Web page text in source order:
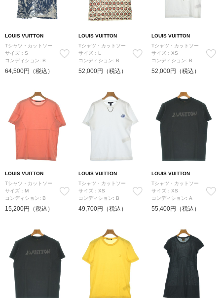
LOUIS VUITTON
Tシャツ・カットソー
サイズ：S
コンディション: B
64,500円（税込）
LOUIS VUITTON
Tシャツ・カットソー
サイズ：L
コンディション: B
52,000円（税込）
LOUIS VUITTON
Tシャツ・カットソー
サイズ：XS
コンディション: B
52,000円（税込）
LOUIS VUITTON
Tシャツ・カットソー
サイズ：M
コンディション: B
15,200円（税込）
LOUIS VUITTON
Tシャツ・カットソー
サイズ：XS
コンディション: B
49,700円（税込）
LOUIS VUITTON
Tシャツ・カットソー
サイズ：XS
コンディション: A
55,400円（税込）